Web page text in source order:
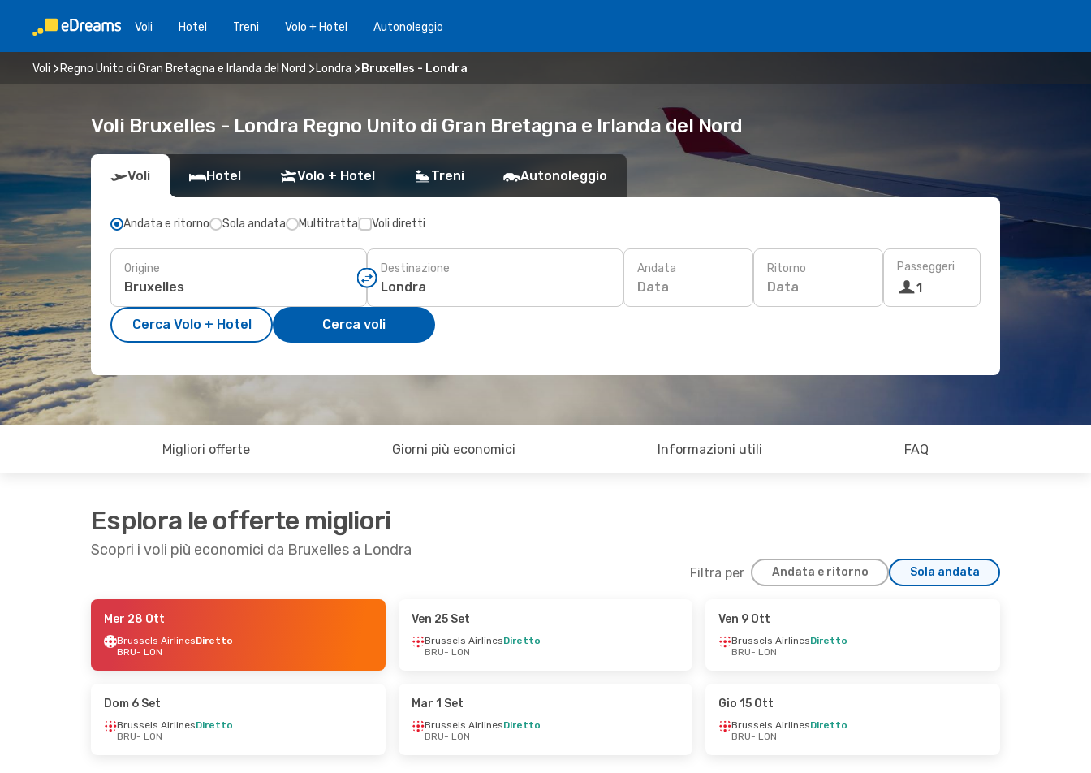
Voli Hotel Treni Volo + Hotel Autonoleggio
Voli Regno Unito di Gran Bretagna e Irlanda del Nord Londra Bruxelles - Londra
Voli Bruxelles - Londra Regno Unito di Gran Bretagna e Irlanda del Nord
Voli Hotel Volo + Hotel Treni Autonoleggio
Andata e ritorno Sola andata Multitratta Voli diretti
Origine Destinazione Andata
Data
Ritorno
Data
Passeggeri
1
Cerca Volo + Hotel Cerca voli
Migliori offerte Giorni più economici Informazioni utili FAQ
Esplora le offerte migliori
Scopri i voli più economici da Bruxelles a Londra
Filtra per Andata e ritorno Sola andata
- Lun 31 Ago
Diretto
- Lun 21 Set
Mer 28 Ott
Brussels AirlinesDiretto
BRU- LON
Ven 25 Set
Brussels AirlinesDiretto
BRU- LON
Ven 9 Ott
Brussels AirlinesDiretto
BRU- LON
Dom 6 Set
Brussels AirlinesDiretto
BRU- LON
Mar 1 Set
Brussels AirlinesDiretto
BRU- LON
Gio 15 Ott
Brussels AirlinesDiretto
BRU- LON